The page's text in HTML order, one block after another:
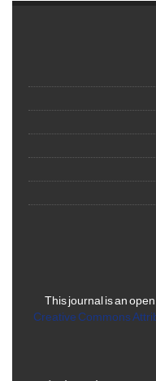
This journal is an
Creative Commons